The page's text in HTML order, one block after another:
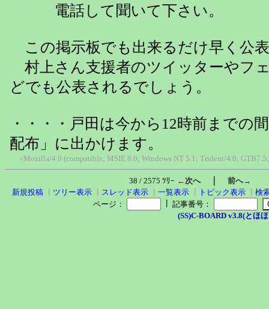
電話して聞いて下さい。
この掲示板でも出来るだけ早く公
村上さん支援者のツイッターやフ
どでも公表されるでしょう。
・・・・戸田は今から12時前までの
配布」に出かけます。
<Mozilla/4.0 (compatible; MSIE 8.0; Windows NT 5.1; Trident/4.0;
38 / 2575 ﾂﾘｰ ←次へ｜ 前へ→
新規投稿
ツリー表示 スレッド表示 一覧表示 トピック表示
検
ページ：
記事番号：
(SS)C-BOARD v3.8(とほ